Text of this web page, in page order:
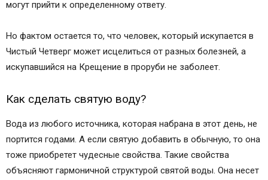
могут прийти к определенному ответу.
Но фактом остается то, что человек, который искупается в
Чистый Четверг может исцелиться от разных болезней, а
искупавшийся на Крещение в проруби не заболеет.
Как сделать святую воду?
Вода из любого источника, которая набрана в этот день, не
портится годами. А если святую добавить в обычную, то она
тоже приобретет чудесные свойства. Такие свойства
объясняют гармоничной структурой святой воды. Она несет